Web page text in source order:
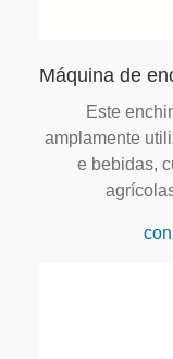
Este
amplamente
e bebidas,